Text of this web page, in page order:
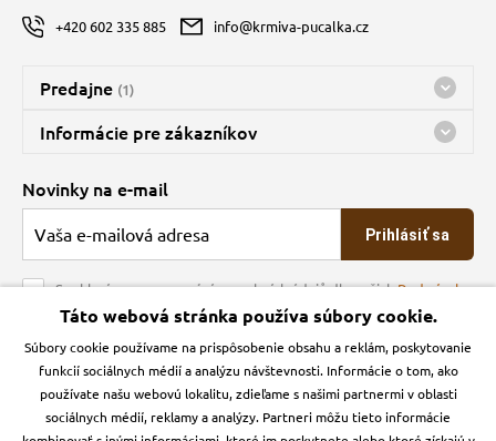
+420 602 335 885 info@krmiva-pucalka.cz
Predajne (1)
Predajňa a sklad Kbely
Bohužiaľ, momentálne máme zatvorené
Informácie pre zákazníkov
O spoločnosti
Veľkoobchod
Obchodné podmienky
Kontakt
Podmienky ochrany osobných údajov
Zásady používanie cookies a Google Analytics
Novinky na e-mail
Prihlásiť sa
Souhlasím se zpracováním osobních údajů dle našichPodmínek
ochrany osobních údajů
Krmiva Pučálka na sociálnych sieťach
Instagran Facebook
Táto webová stránka používa súbory cookie.
Súbory cookie používame na prispôsobenie obsahu a reklám, poskytovanie
funkcií sociálnych médií a analýzu návštevnosti. Informácie o tom, ako
používate našu webovú lokalitu, zdieľame s našimi partnermi v oblasti
sociálnych médií, reklamy a analýzy. Partneri môžu tieto informácie